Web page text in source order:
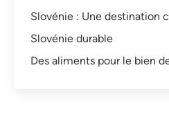
Slovénie : Une destination
Slovénie durable
Des aliments pour le bien